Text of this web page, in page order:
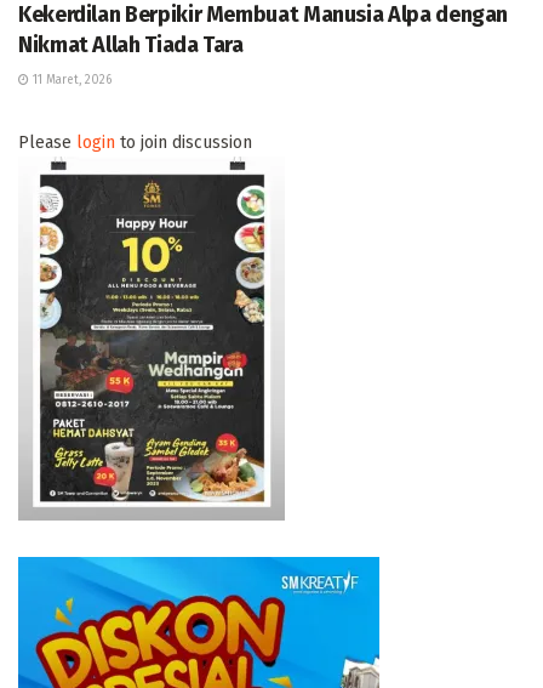
Kekerdilan Berpikir Membuat Manusia Alpa dengan
Nikmat Allah Tiada Tara
11 Maret, 2026
Please login to join discussion